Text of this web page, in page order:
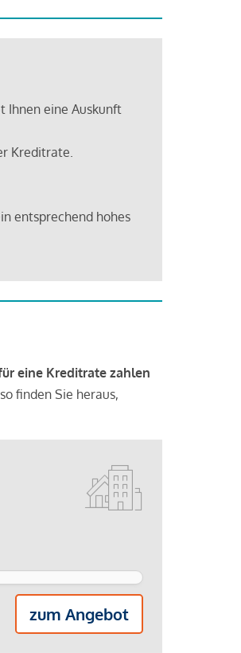
Ihnen eine Auskunft
Kreditrate.
entsprechend hohes
eine Kreditrate zahlen
finden Sie heraus,
zum Angebot